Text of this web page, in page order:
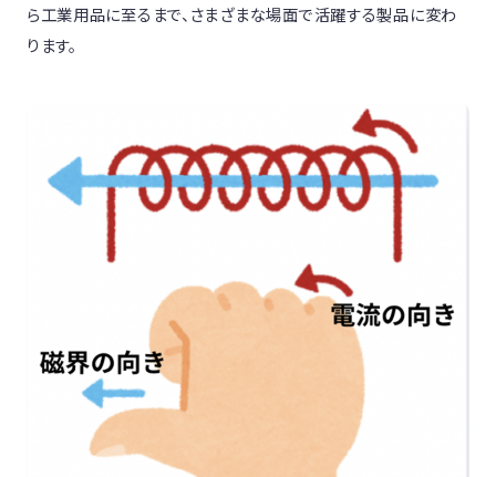
ら工業用品に至るまで、さまざまな場面で活躍する製品に変わ
ります。